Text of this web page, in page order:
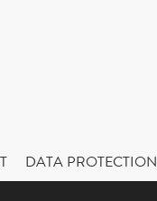
DATA PROTECTION